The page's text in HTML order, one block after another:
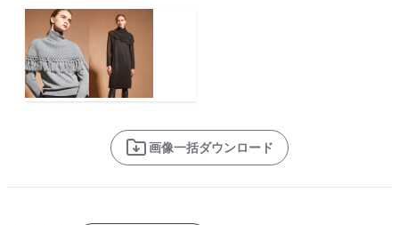
画像一括ダウンロード